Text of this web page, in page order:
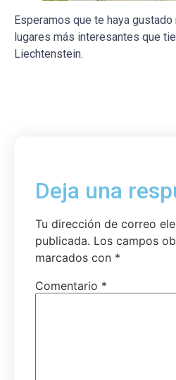
Esperamos que te haya
lugares más interesantes que
Liechtenstein.
Deja una
Tu dirección de correo
publicada. Los campos
marcados con *
Comentario *